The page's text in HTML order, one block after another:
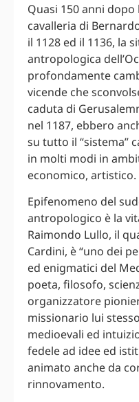
Quasi 150 anni dopo
cavalleria di
il 1128 ed il 1136, la
antropologica
profondamente
vicende che
caduta di
nel 1187, ebbero
su tutto il “sistema”
in molti modi in
economico, artistico.
Epifenomeno del
antropologico è la
Raimondo Lullo, il
Cardini, è “uno dei
ed enigmatici del
poeta, filosofo,
organizzatore
missionario lui
medioevali ed
fedele ad idee ed
animato anche da
rinnovamento.